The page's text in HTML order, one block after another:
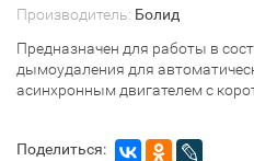
Производитель: Болид
Предназначен для работы в
дымоудаления для
асинхронным двигателем с
Поделиться: